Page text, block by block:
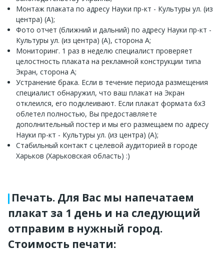
Монтаж плаката по адресу Науки пр-кт - Культуры ул. (из
центра) (А);
Фото отчет (ближний и дальний) по адресу Науки пр-кт -
Культуры ул. (из центра) (А), сторона А;
Мониторинг. 1 раз в неделю специалист проверяет
целостность плаката на рекламной конструкции типа
Экран, сторона А;
Устранение брака. Если в течение периода размещения
специалист обнаружил, что ваш плакат на Экран
отклеился, его подклеивают. Если плакат формата 6х3
облетел полностью, Вы предоставляете
дополнительный постер и мы его размещаем по адресу
Науки пр-кт - Культуры ул. (из центра) (А);
Стабильный контакт с целевой аудиторией в городе
Харьков (Харьковская область) :)
Печать. Для Вас мы напечатаем
плакат за 1 день и на следующий
отправим в нужный город.
Стоимость печати: